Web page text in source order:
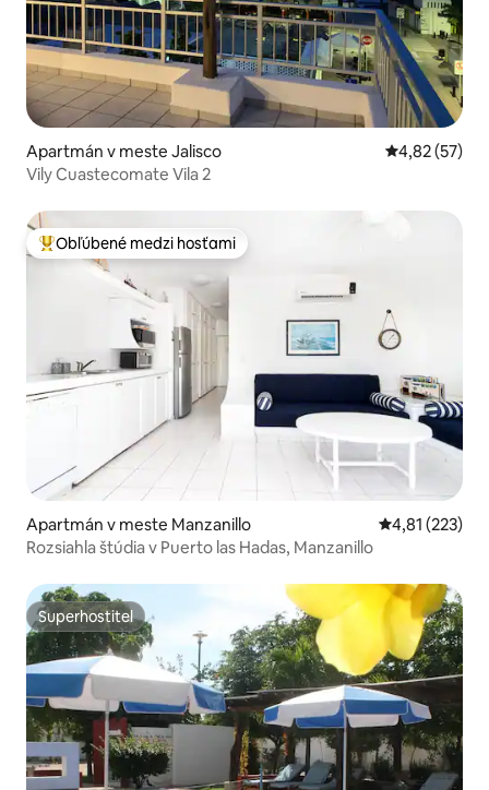
Apartmán v meste Jalisco Priemerné
4,82 (57)
Vily Cuastecomate Vila 2
Najobľúbenejšie medzi hosťami
Obľúbené medzi hosťami
Apartmán v meste Manzanillo Priemerné
4,81 (223)
Rozsiahla štúdia v Puerto las Hadas, Manzanillo
Superhostiteľ
Superhostiteľ